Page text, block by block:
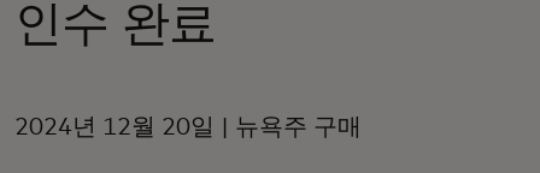
뉴스 & 인사이트
인수 완료
2024년 12월 20일 | 뉴욕주 구매